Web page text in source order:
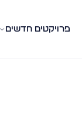
פרויקטים חדשים